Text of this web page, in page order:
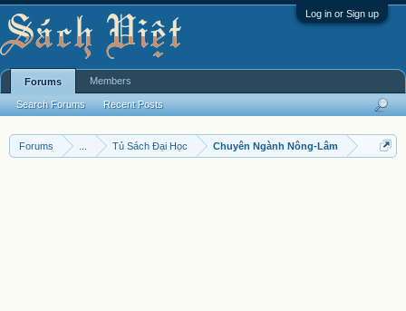
Log in or Sign up
Forums Tủ Sách Đại Học Chuyên Ngành Nông-Lâm
Forums
Search Forums Recent Posts
Members